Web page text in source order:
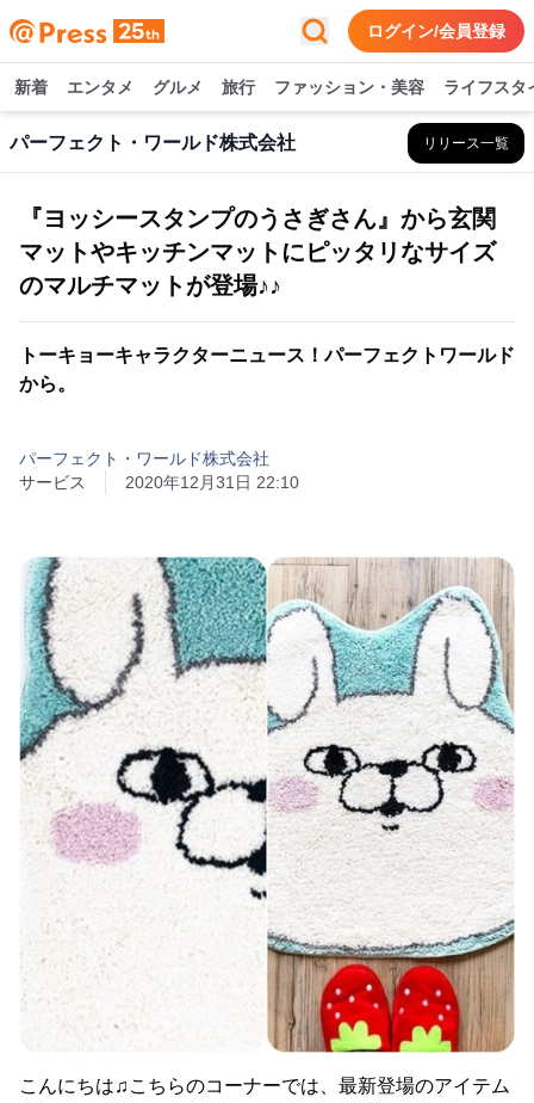
ログイン/会員登録
新着 エンタメ グルメ 旅行 ファッション・美容 ライフスタ
パーフェクト・ワールド株式会社 リリース一覧
『ヨッシースタンプのうさぎさん』から玄関
マットやキッチンマットにピッタリなサイズ
のマルチマットが登場♪♪
トーキョーキャラクターニュース！パーフェクトワールド
から。
パーフェクト・ワールド株式会社
サービス
2020年12月31日 22:10
こんにちは♫こちらのコーナーでは、最新登場のアイテム